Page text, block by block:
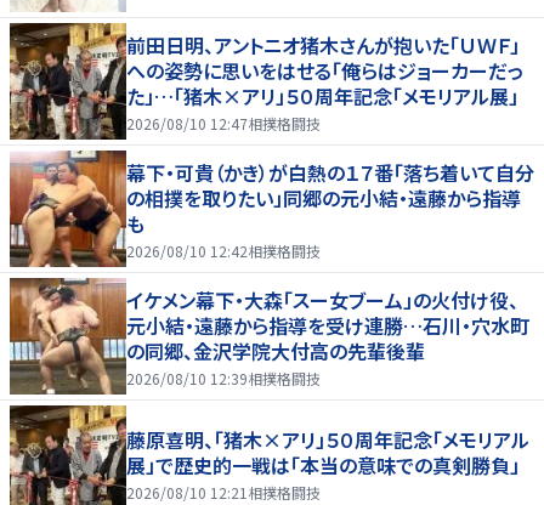
前田日明、アントニオ猪木さんが抱いた「ＵＷＦ」
への姿勢に思いをはせる「俺らはジョーカーだっ
た」…「猪木×アリ」５０周年記念「メモリアル展」
2026/08/10 12:47相撲格闘技
幕下・可貴（かき）が白熱の１７番「落ち着いて自分
の相撲を取りたい」同郷の元小結・遠藤から指導
も
2026/08/10 12:42相撲格闘技
イケメン幕下・大森「スー女ブーム」の火付け役、
元小結・遠藤から指導を受け連勝…石川・穴水町
の同郷、金沢学院大付高の先輩後輩
2026/08/10 12:39相撲格闘技
藤原喜明、「猪木×アリ」５０周年記念「メモリアル
展」で歴史的一戦は「本当の意味での真剣勝負」
2026/08/10 12:21 相撲格闘技